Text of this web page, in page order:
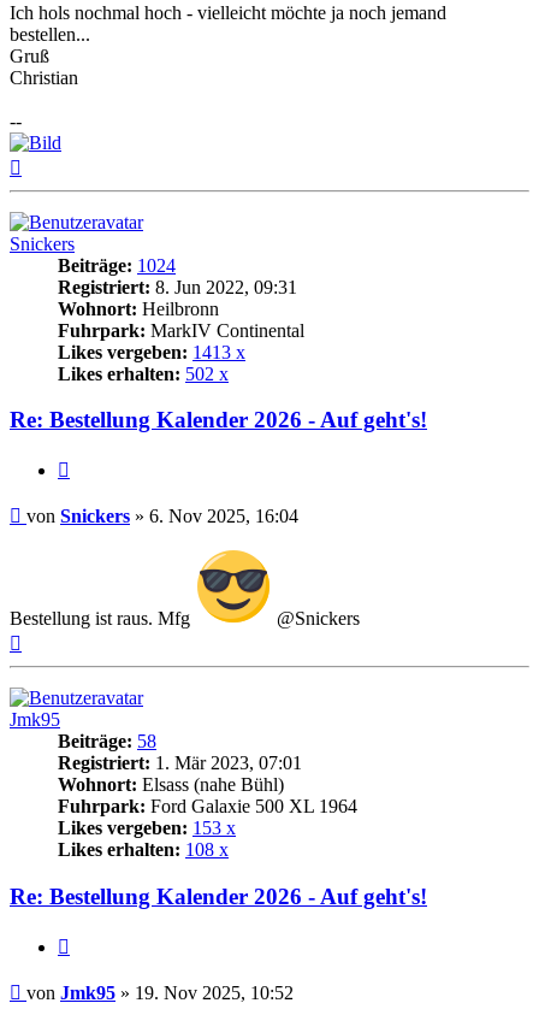
Ich hols nochmal hoch - vielleicht möchte ja noch jemand
bestellen...
Gruß
Christian
--
Snickers
Beiträge: 1024
Registriert: 8. Jun 2022, 09:31
Wohnort: Heilbronn
Fuhrpark: MarkIV Continental
Likes vergeben: 1413 x
Likes erhalten: 502 x
Re: Bestellung Kalender 2026 - Auf geht's!
Beitrag
von Snickers » 6. Nov 2025, 16:04
Bestellung ist raus. Mfg
@Snickers
Jmk95
Beiträge: 58
Registriert: 1. Mär 2023, 07:01
Wohnort: Elsass (nahe Bühl)
Fuhrpark: Ford Galaxie 500 XL 1964
Likes vergeben: 153 x
Likes erhalten: 108 x
Re: Bestellung Kalender 2026 - Auf geht's!
Beitrag
von Jmk95 » 19. Nov 2025, 10:52